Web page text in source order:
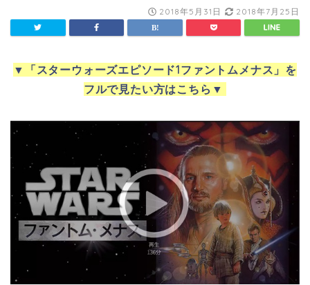
2018年5月31日 2018年7月25日
▼
「スターウォーズエピソード1ファントムメナス」を
フルで見たい方はこちら ▼